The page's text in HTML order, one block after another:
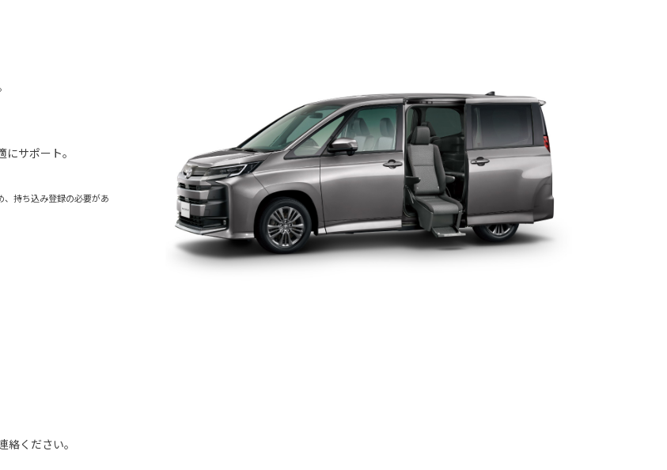
サポート。
持ち込み登録の必要があ
ください。